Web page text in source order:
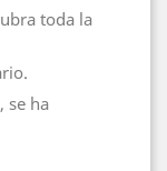
toda la
se ha